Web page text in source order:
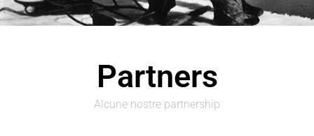
Partners
Alcune nostre partnership